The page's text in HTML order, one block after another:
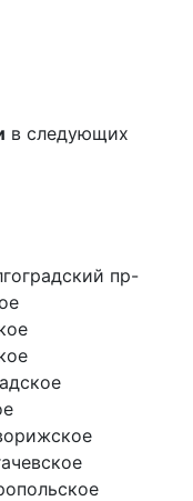
в следующих
пр-